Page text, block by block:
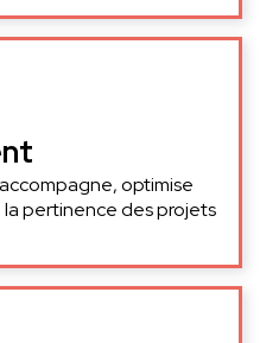
optimise
la pertinence des projets